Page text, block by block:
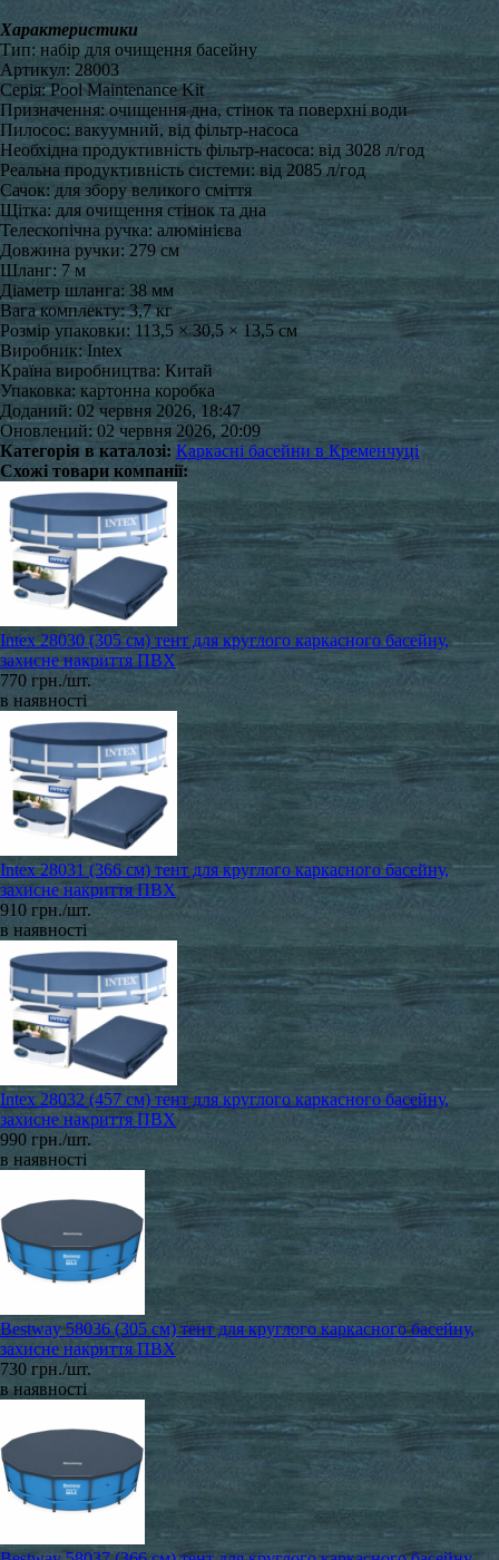
Характеристики
Тип: набір для очищення басейну
Артикул: 28003
Серія: Pool Maintenance Kit
Призначення: очищення дна, стінок та поверхні води
Пилосос: вакуумний, від фільтр-насоса
Необхідна продуктивність фільтр-насоса: від 3028 л/год
Реальна продуктивність системи: від 2085 л/год
Сачок: для збору великого сміття
Щітка: для очищення стінок та дна
Телескопічна ручка: алюмінієва
Довжина ручки: 279 см
Шланг: 7 м
Діаметр шланга: 38 мм
Вага комплекту: 3,7 кг
Розмір упаковки: 113,5 × 30,5 × 13,5 см
Виробник: Intex
Країна виробництва: Китай
Упаковка: картонна коробка
Доданий: 02 червня 2026, 18:47
Оновлений: 02 червня 2026, 20:09
Категорія в каталозі: Каркасні басейни в Кременчуці
Схожі товари компанії:
Intex 28030 (305 см) тент для круглого каркасного басейну,
захисне накриття ПВХ
770 грн./шт.
в наявності
Intex 28031 (366 см) тент для круглого каркасного басейну,
захисне накриття ПВХ
910 грн./шт.
в наявності
Intex 28032 (457 см) тент для круглого каркасного басейну,
захисне накриття ПВХ
990 грн./шт.
в наявності
Bestway 58036 (305 см) тент для круглого каркасного басейну,
захисне накриття ПВХ
730 грн./шт.
в наявності